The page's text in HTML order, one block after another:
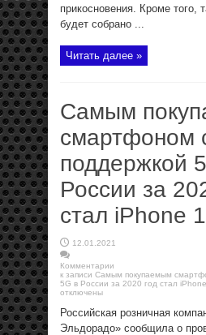
прикосновения. Кроме того,
будет собрано ...
Читать далее »
Самым
смартфоном
поддержкой
России за
стал iPhone
12.01.2021
Комментарии
к записи Самым покупаемым
5G в России за 2020 год стал
отключены
Российская розничная
Эльдорадо» сообщила о